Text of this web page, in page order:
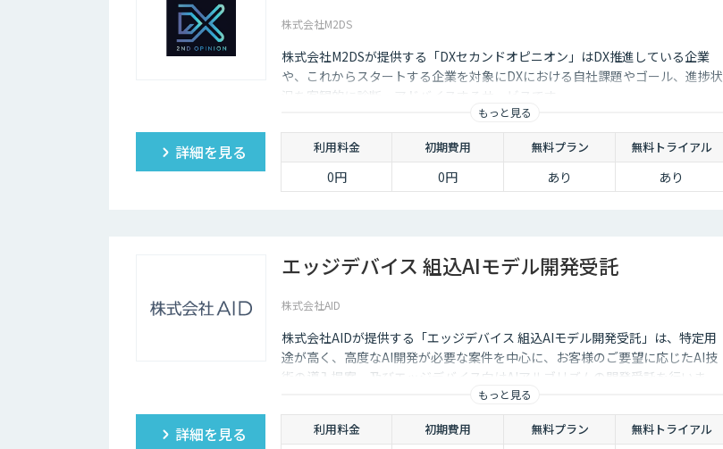
株式会社M2DS
株式会社M2DSが提供する「DXセカンドオピニオン」はDX推進している企業
や、これからスタートする企業を対象にDXにおける自社課題やゴール、進捗状
況を客観的に診断・アドバイスするサービスです
もっと見る
詳細を見る 利用料金 初期費用 無料プラン 無料トライアル
0円 0円 あり あり
エッジデバイス 組込AIモデル開発受託
株式会社AID
株式会社AIDが提供する「エッジデバイス 組込AIモデル開発受託」は、特定用
途が高く、高度なAI開発が必要な案件を中心に、お客様のご要望に応じたAI技
術の導入提案、及びエッジデバイス向けAIアルゴリズムの開発受託を行いま
す。 Nvidia Jetson、Raspberry Pi、Google Coral TPU、ソラコム S+
Camera、Panasonic Vieureka等、多様なエッジデバイスに対応しており、可
視光カメラに加え、赤外線、LiDARセンサーの活用経験も豊富にございます。
もっと見る
詳細を見る 利用料金 初期費用 無料プラン 無料トライアル